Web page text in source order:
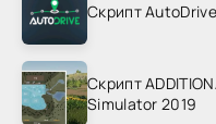
Скрипт
Скрипт
Simulator 2019